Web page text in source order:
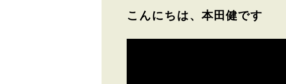
こんにちは、本田健です